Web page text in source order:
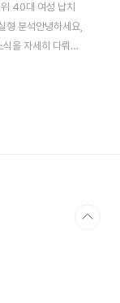
40대 여성 납치
형 분석안녕하세요,
을 자세히 다뤄보
하고 강도 행각을
단순히 한 번의 범